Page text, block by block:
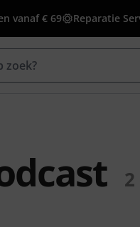
vanaf € 69 Reparatie
2